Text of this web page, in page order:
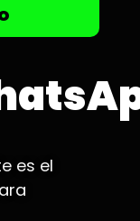
es el